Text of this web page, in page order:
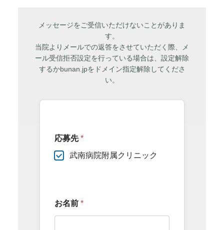
メッセージをご受信いただけないことがありま
す。
当院よりメールでの返答をさせていただく際、メ
ール受信拒否設定を行っている場合は、設定解除
するかbunan.jpをドメイン指定解除してくださ
い。
応募先*
武南病院附属クリニック
お名前 *